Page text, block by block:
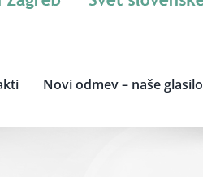
Novi odmev – naše glasilo